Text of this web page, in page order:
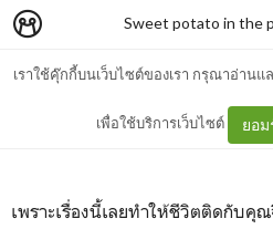
เราใช้คุ๊กกี้บนเว็บไซต์ของเรา กรุณาอ่านแ
เพื่อใช้บริการเว็บไซต์ ยอม
Sweet potato in the
[ห้องสมุด]
เพราะเรื่องนี้เลยทำให้ชีวิตติดกับคุ